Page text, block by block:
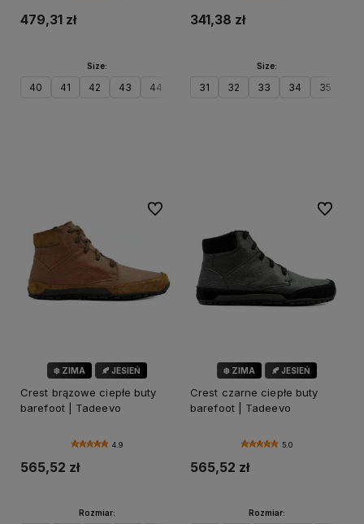
479,31 zł
Size:
40 41 42 43 44
341,38 zł
Size:
31 32 33 34 35
❄️ ZIMA 🍂 JESIEŃ
Crest brązowe ciepłe buty
barefoot | Tadeevo
4.9
565,52 zł
Rozmiar:
Do ulubionych
❄️ ZIMA 🍂 JESIEŃ
Crest czarne ciepłe buty
barefoot | Tadeevo
5.0
565,52 zł
Rozmiar:
Do